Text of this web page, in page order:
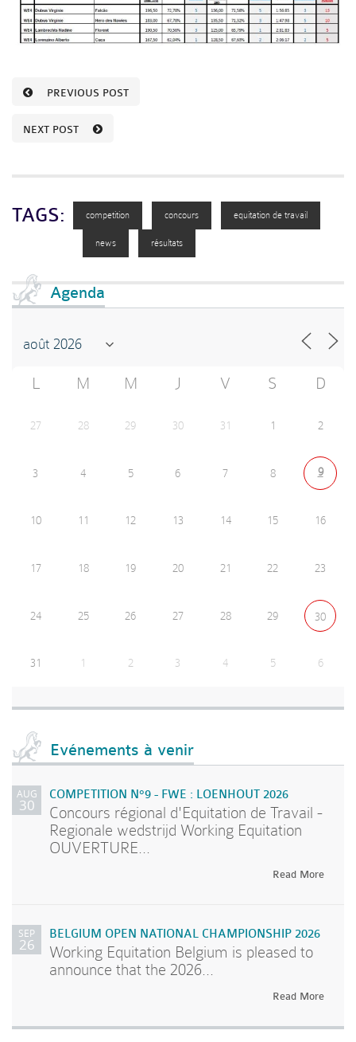
PREVIOUS POST
NEXT POST
TAGS: competition concours equitation de travail
news résultats
Agenda
L M M J V S D
27 28 29 30 31 1 2
3 4 5 6 7 8 9
10 11 12 13 14 15 16
17 18 19 20 21 22 23
24 25 26 27 28 29 30
31 1 2 3 4 5 6
Evénements à venir
AUG
30
COMPETITION N°9 - FWE : LOENHOUT 2026
Concours régional d'Equitation de Travail -
Regionale wedstrijd Working Equitation
OUVERTURE...
Read More
SEP
26
BELGIUM OPEN NATIONAL CHAMPIONSHIP 2026
Working Equitation Belgium is pleased to
announce that the 2026...
Read More